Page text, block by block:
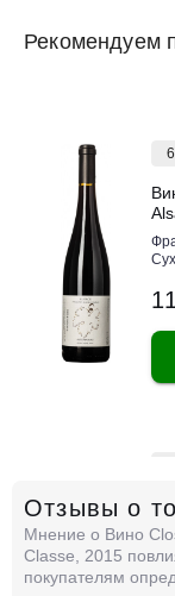
Рекомендуем
Отзывы о
Мнение о Вино
Classe, 2015
покупателям